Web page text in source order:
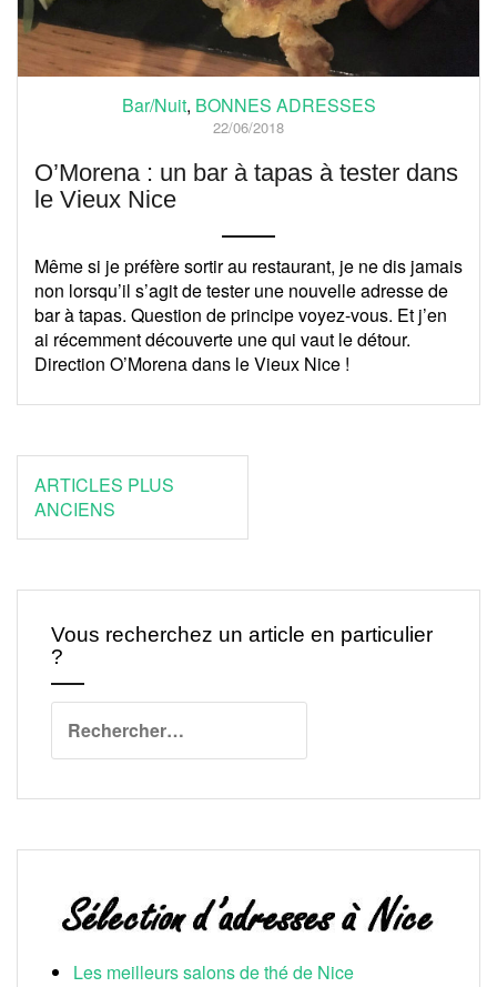
Bar/Nuit, BONNES ADRESSES
22/06/2018
O’Morena : un bar à tapas à tester dans
le Vieux Nice
Même si je préfère sortir au restaurant, je ne dis jamais
non lorsqu’il s’agit de tester une nouvelle adresse de
bar à tapas. Question de principe voyez-vous. Et j’en
ai récemment découverte une qui vaut le détour.
Direction O’Morena dans le Vieux Nice !
Navigation
des
articles
ARTICLES PLUS
ANCIENS
Vous recherchez un article en particulier
?
Les meilleurs salons de thé de Nice